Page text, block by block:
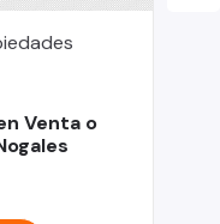
Venta o